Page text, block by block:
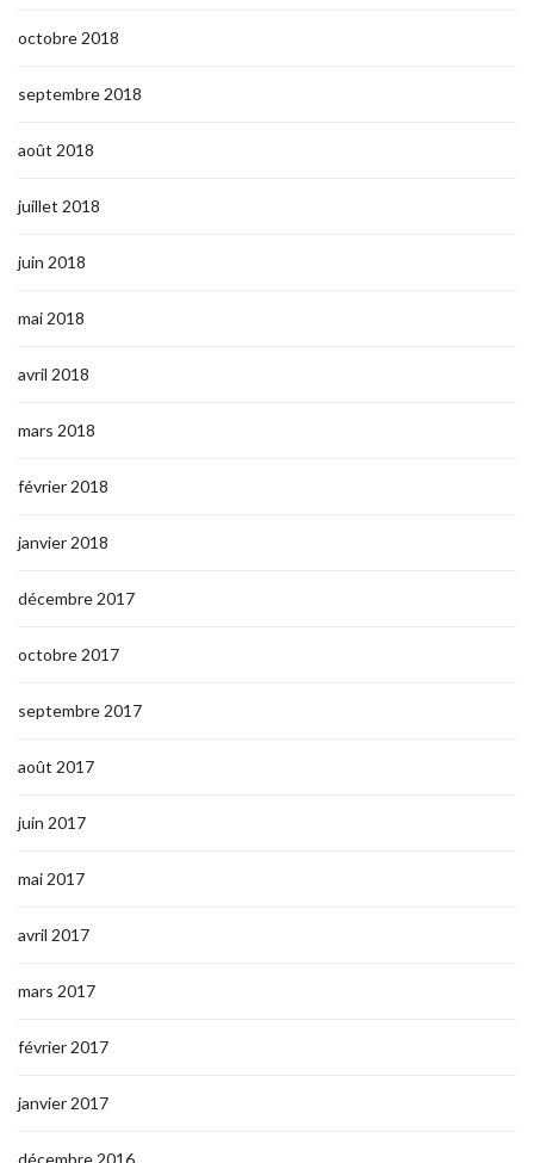
octobre 2018
septembre 2018
août 2018
juillet 2018
juin 2018
mai 2018
avril 2018
mars 2018
février 2018
janvier 2018
décembre 2017
octobre 2017
septembre 2017
août 2017
juin 2017
mai 2017
avril 2017
mars 2017
février 2017
janvier 2017
décembre 2016